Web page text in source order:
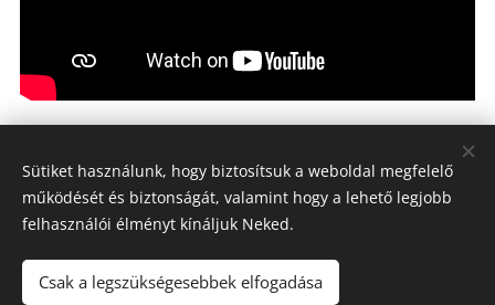
Dokumentumok
Sütik
Sütiket használunk, hogy biztosítsuk a weboldal megfelelő
működését és biztonságát, valamint hogy a lehető legjobb
felhasználói élményt kínáljuk Neked.
Csak a legszükségesebbek elfogadása